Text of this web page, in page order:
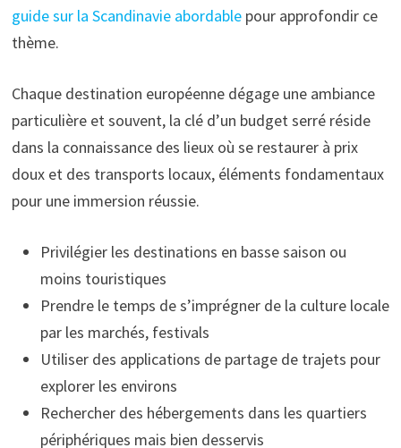
guide sur la Scandinavie abordablepour approfondir ce
thème.
Chaque destination européenne dégage une ambiance
particulière et souvent, la clé d’un budget serré réside
dans la connaissance des lieux où se restaurer à prix
doux et des transports locaux, éléments fondamentaux
pour une immersion réussie.
Privilégier les destinations en basse saison ou
moins touristiques
Prendre le temps de s’imprégner de la culture locale
par les marchés, festivals
Utiliser des applications de partage de trajets pour
explorer les environs
Rechercher des hébergements dans les quartiers
périphériques mais bien desservis